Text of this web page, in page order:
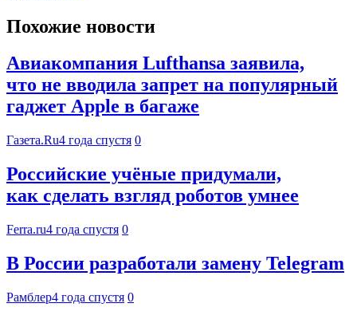
Похожие новости
Авиакомпания Lufthansa заявила,
что не вводила запрет на популярный
гаджет Apple в багаже
Газета.Ru4 года спустя 0
Российские учёные придумали,
как сделать взгляд роботов умнее
Ferra.ru4 года спустя 0
В России разработали замену Telegram
Рамблер4 года спустя 0